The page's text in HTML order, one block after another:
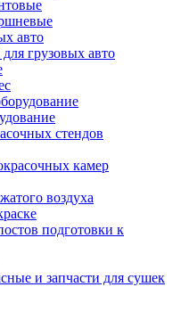
авто
грузовых авто
стендов
камер
воздуха
подготовки к
и запчасти для сушек